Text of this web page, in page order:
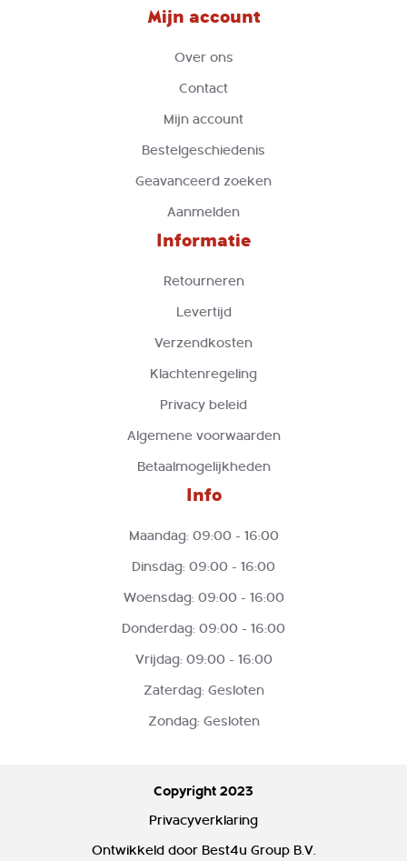
Mijn account
Over ons
Contact
Mijn account
Bestelgeschiedenis
Geavanceerd zoeken
Aanmelden
Informatie
Retourneren
Levertijd
Verzendkosten
Klachtenregeling
Privacy beleid
Algemene voorwaarden
Betaalmogelijkheden
Info
Maandag: 09:00 - 16:00
Dinsdag: 09:00 - 16:00
Woensdag: 09:00 - 16:00
Donderdag: 09:00 - 16:00
Vrijdag: 09:00 - 16:00
Zaterdag: Gesloten
Zondag: Gesloten
Copyright 2023
Privacyverklaring
Ontwikkeld door Best4u Group B.V.